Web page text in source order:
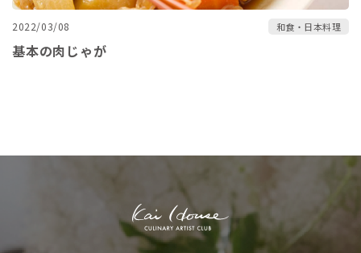
2022/03/08 和食・日本料理
基本の肉じゃが